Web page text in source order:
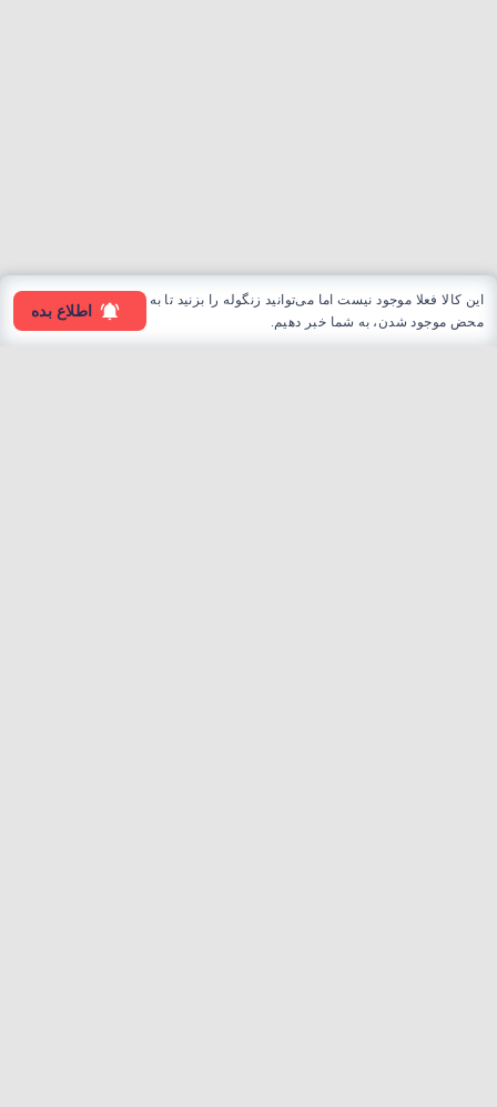
این کالا فعلا موجود نیست اما می‌توانید زنگوله را بزنید تا به
محض موجود شدن، به شما خبر دهیم.
اطلاع بده